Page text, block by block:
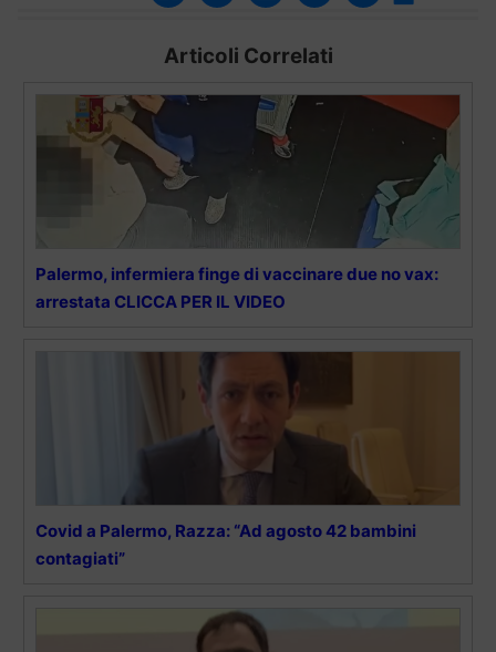
Articoli Correlati
Palermo, infermiera finge di vaccinare due no vax:
arrestata CLICCA PER IL VIDEO
Covid a Palermo, Razza: “Ad agosto 42 bambini
contagiati”